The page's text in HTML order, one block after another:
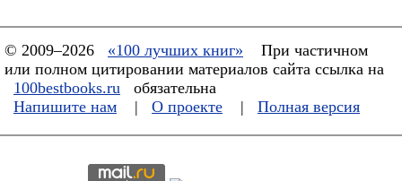
© 2009–2026 «100 лучших книг»
При частичном
или полном цитировании материалов сайта ссылка на
100bestbooks.ru
обязательна
Напишите нам
| О проекте | Полная версия